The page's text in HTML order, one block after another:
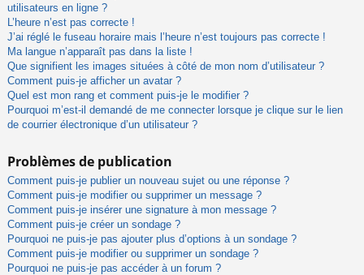
utilisateurs en ligne ?
L’heure n’est pas correcte !
J’ai réglé le fuseau horaire mais l’heure n’est toujours pas correcte !
Ma langue n’apparaît pas dans la liste !
Que signifient les images situées à côté de mon nom d’utilisateur ?
Comment puis-je afficher un avatar ?
Quel est mon rang et comment puis-je le modifier ?
Pourquoi m’est-il demandé de me connecter lorsque je clique sur le lien
de courrier électronique d’un utilisateur ?
Problèmes de publication
Comment puis-je publier un nouveau sujet ou une réponse ?
Comment puis-je modifier ou supprimer un message ?
Comment puis-je insérer une signature à mon message ?
Comment puis-je créer un sondage ?
Pourquoi ne puis-je pas ajouter plus d’options à un sondage ?
Comment puis-je modifier ou supprimer un sondage ?
Pourquoi ne puis-je pas accéder à un forum ?